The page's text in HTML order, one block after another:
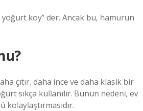
koy” der. Ancak bu, hamurun
çıtır, daha ince ve daha klasik bir
sıkça kullanılır. Bunun nedeni, ev